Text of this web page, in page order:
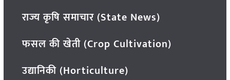
राज्य कृषि समाचार (State News)
फसल की खेती (Crop Cultivation)
उद्यानिकी (Horticulture)